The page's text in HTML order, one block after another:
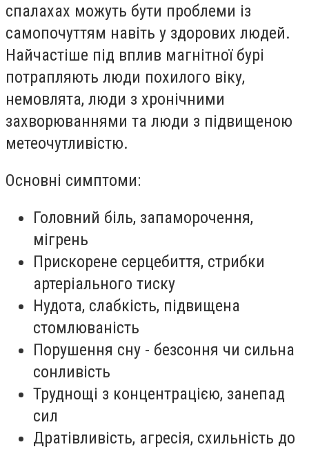
спалахах можуть бути проблеми із
самопочуттям навіть у здорових людей.
Найчастіше під вплив магнітної бурі
потрапляють люди похилого віку,
немовлята, люди з хронічними
захворюваннями та люди з підвищеною
метеочутливістю.
Основні симптоми:
Головний біль, запаморочення,
мігрень
Прискорене серцебиття, стрибки
артеріального тиску
Нудота, слабкість, підвищена
стомлюваність
Порушення сну - безсоння чи сильна
сонливість
Труднощі з концентрацією, занепад
сил
Дратівливість, агресія, схильність до